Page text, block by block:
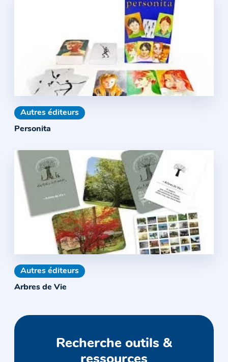
Autres éditeurs
Personita
Autres éditeurs
Arbres de Vie
Recherche outils &